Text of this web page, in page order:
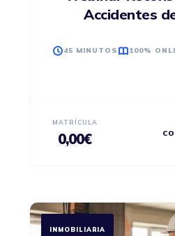
Accidentes
45 MINUTOS 100%
MATRÍCULA
0,00€
INMOBILIARIA